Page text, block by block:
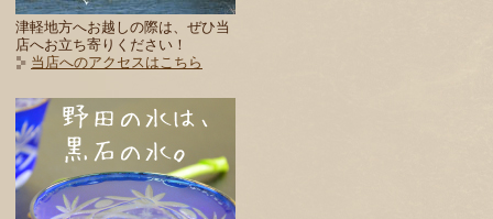
津軽地方へお越しの際は、ぜひ当
店へお立ち寄りください！
当店へのアクセスはこちら